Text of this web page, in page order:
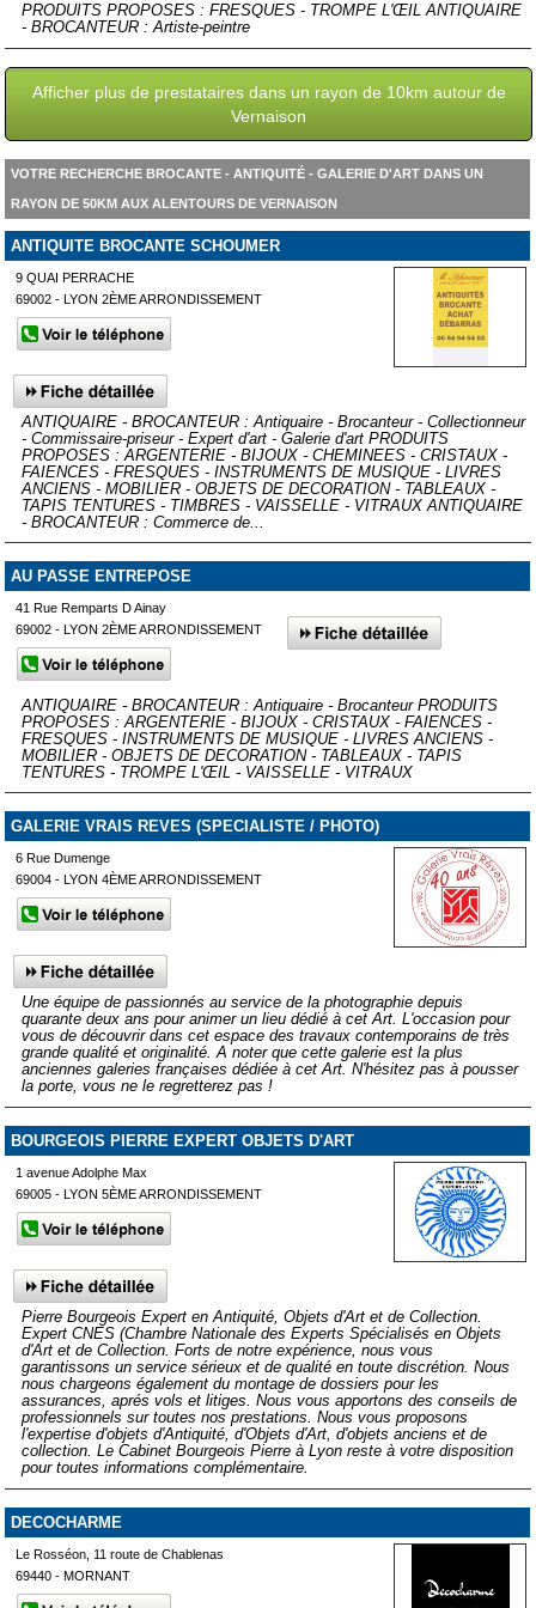
PRODUITS PROPOSES : FRESQUES - TROMPE L'ŒIL ANTIQUAIRE
- BROCANTEUR : Artiste-peintre
Afficher plus de prestataires dans un rayon de 10km autour de
Vernaison
VOTRE RECHERCHE BROCANTE - ANTIQUITÉ - GALERIE D'ART DANS UN
RAYON DE 50KM AUX ALENTOURS DE VERNAISON
ANTIQUITE BROCANTE SCHOUMER
9 QUAI PERRACHE
69002 - LYON 2ÈME ARRONDISSEMENT
ANTIQUAIRE - BROCANTEUR : Antiquaire - Brocanteur - Collectionneur
- Commissaire-priseur - Expert d'art - Galerie d'art PRODUITS
PROPOSES : ARGENTERIE - BIJOUX - CHEMINEES - CRISTAUX -
FAIENCES - FRESQUES - INSTRUMENTS DE MUSIQUE - LIVRES
ANCIENS - MOBILIER - OBJETS DE DECORATION - TABLEAUX -
TAPIS TENTURES - TIMBRES - VAISSELLE - VITRAUX ANTIQUAIRE
- BROCANTEUR : Commerce de...
AU PASSE ENTREPOSE
41 Rue Remparts D Ainay
69002 - LYON 2ÈME ARRONDISSEMENT
ANTIQUAIRE - BROCANTEUR : Antiquaire - Brocanteur PRODUITS
PROPOSES : ARGENTERIE - BIJOUX - CRISTAUX - FAIENCES -
FRESQUES - INSTRUMENTS DE MUSIQUE - LIVRES ANCIENS -
MOBILIER - OBJETS DE DECORATION - TABLEAUX - TAPIS
TENTURES - TROMPE L'ŒIL - VAISSELLE - VITRAUX
GALERIE VRAIS REVES (SPECIALISTE / PHOTO)
6 Rue Dumenge
69004 - LYON 4ÈME ARRONDISSEMENT
Une équipe de passionnés au service de la photographie depuis
quarante deux ans pour animer un lieu dédié à cet Art. L'occasion pour
vous de découvrir dans cet espace des travaux contemporains de très
grande qualité et originalité. A noter que cette galerie est la plus
anciennes galeries françaises dédiée à cet Art. N'hésitez pas à pousser
la porte, vous ne le regretterez pas !
BOURGEOIS PIERRE EXPERT OBJETS D'ART
1 avenue Adolphe Max
69005 - LYON 5ÈME ARRONDISSEMENT
Pierre Bourgeois Expert en Antiquité, Objets d'Art et de Collection.
Expert CNES (Chambre Nationale des Experts Spécialisés en Objets
d'Art et de Collection. Forts de notre expérience, nous vous
garantissons un service sérieux et de qualité en toute discrétion. Nous
nous chargeons également du montage de dossiers pour les
assurances, aprés vols et litiges. Nous vous apportons des conseils de
professionnels sur toutes nos prestations. Nous vous proposons
l'expertise d'objets d'Antiquité, d'Objets d'Art, d'objets anciens et de
collection. Le Cabinet Bourgeois Pierre à Lyon reste à votre disposition
pour toutes informations complémentaire.
DECOCHARME
Le Rosséon, 11 route de Chablenas
69440 - MORNANT